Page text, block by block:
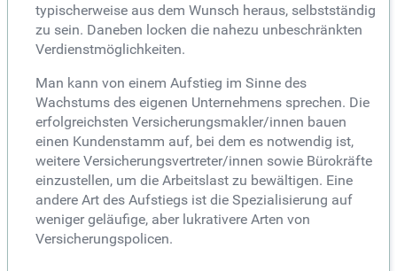
typischerweise aus dem Wunsch heraus, selbstständig
zu sein. Daneben locken die nahezu unbeschränkten
Verdienstmöglichkeiten.
Man kann von einem Aufstieg im Sinne des
Wachstums des eigenen Unternehmens sprechen. Die
erfolgreichsten Versicherungsmakler/innen bauen
einen Kundenstamm auf, bei dem es notwendig ist,
weitere Versicherungsvertreter/innen sowie Bürokräfte
einzustellen, um die Arbeitslast zu bewältigen. Eine
andere Art des Aufstiegs ist die Spezialisierung auf
weniger geläufige, aber lukrativere Arten von
Versicherungspolicen.